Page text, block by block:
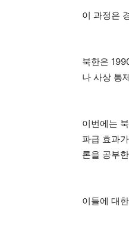
이 과정은
북한은
나 사상 통
이번에는
파급 효과
론을 공부
이들에 대